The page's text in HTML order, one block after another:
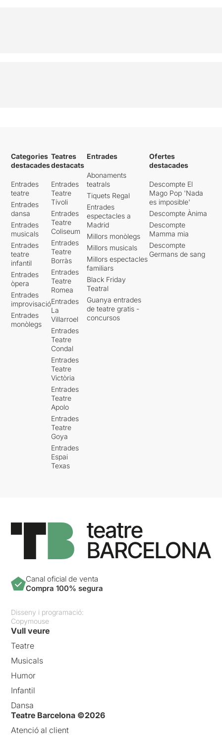
Categories
destacades
Entrades
teatre
Entrades
dansa
Entrades
musicals
Entrades
teatre
infantil
Entrades
òpera
Entrades
improvisació
Entrades
monòlegs
Teatres
destacats
Entrades
Teatre
Tívoli
Entrades
Teatre
Coliseum
Entrades
Teatre
Borràs
Entrades
Teatre
Romea
Entrades
La
Villarroel
Entrades
Teatre
Condal
Entrades
Teatre
Victòria
Entrades
Teatre
Apolo
Entrades
Teatre
Goya
Entrades
Espai
Texas
Entrades
Abonaments
teatrals
Tiquets Regal
Entrades
espectacles a
Madrid
Millors monòlegs
Millors musicals
Millors espectacles
familiars
Black Friday
Teatral
Guanya entrades
de teatre gratis -
concursos
Ofertes
destacades
Descompte El
Mago Pop 'Nada
es imposible'
Descompte Ànima
Descompte
Mamma mia
Descompte
Germans de sang
Canal oficial de venta
Compra 100% segura
Disseny i programació:
Copymouse
Vull veure
Teatre
Musicals
Humor
Infantil
Dansa
Teatre Barcelona ©2026
Atenció al client